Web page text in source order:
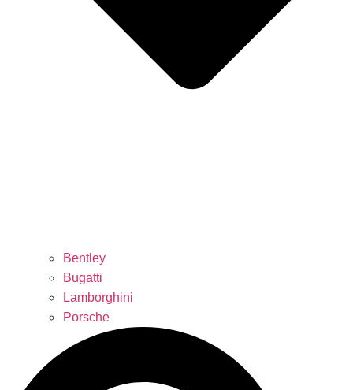
Bentley
Bugatti
Lamborghini
Porsche